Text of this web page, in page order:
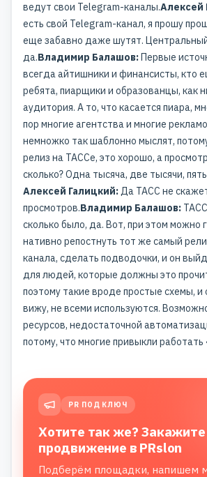
ведут свои Telegram-каналы.Алексей
есть свой Telegram-канал, я прошу
еще забавно даже шутят.
да.Владимир Балашов:Первые
всегда айтишники и финансисты, кто
ребята, пиарщики и образованцы, как
аудитория. А то, что касается пиара,
пор многие агентства и многие
немножко так шаблонно мыслят,
релиз на ТАССе, это хорошо, а
сколько? Одна тысяча, две тысячи,
Алексей Галицкий:Да ТАСС не
просмотров.Владимир Балашов:
сколько было, да. Вот, при этом можно
нативно репостнуть тот же самый
канала, сделать подводочки, и он
для людей, которые должны это
поэтому такие вроде простые схемы, и
вижу, не всеми используются.
ресурсов, недостаточной
потому, что многие привыкли работать
PR ПОД КЛЮЧ
Хотите так же? Закажите
продвижение в PRslon
Подберём площадки, напишем